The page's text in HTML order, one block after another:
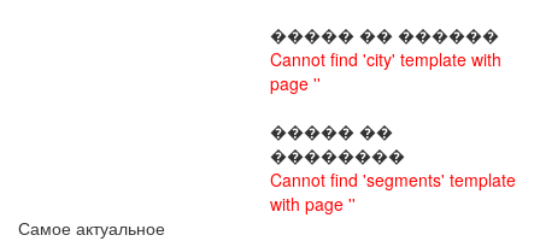
����� �� ������
Cannot find 'city' template with
page ''
����� ��
��������
Cannot find 'segments' template
with page ''
Самое актуальное